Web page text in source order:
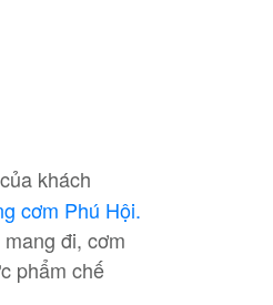
khách
cơm Phú Hội.
đi, cơm
phẩm chế